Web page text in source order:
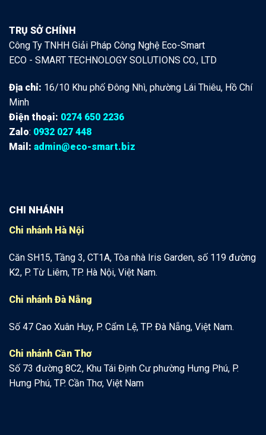
TRỤ SỞ CHÍNH
Công Ty TNHH Giải Pháp Công Nghệ Eco-Smart
ECO - SMART TECHNOLOGY SOLUTIONS CO., LTD
Địa chỉ: 16/10 Khu phố Đông Nhì, phường Lái Thiêu, Hồ Chí
Minh
Điện thoại: 0274 650 2236
Zalo: 0932 027 448
Mail: admin@eco-smart.biz
CHI NHÁNH
Chi nhánh Hà Nội
Căn SH15, Tầng 3, CT1A, Tòa nhà Iris Garden, số 119 đường
K2, P. Từ Liêm, TP. Hà Nội, Việt Nam.
Chi nhánh Đà Nẵng
Số 47 Cao Xuân Huy, P. Cẩm Lệ, TP. Đà Nẵng, Việt Nam.
Chi nhánh Cần Thơ
Số 73 đường 8C2, Khu Tái Định Cư phường Hưng Phú, P.
Hưng Phú, TP. Cần Thơ, Việt Nam